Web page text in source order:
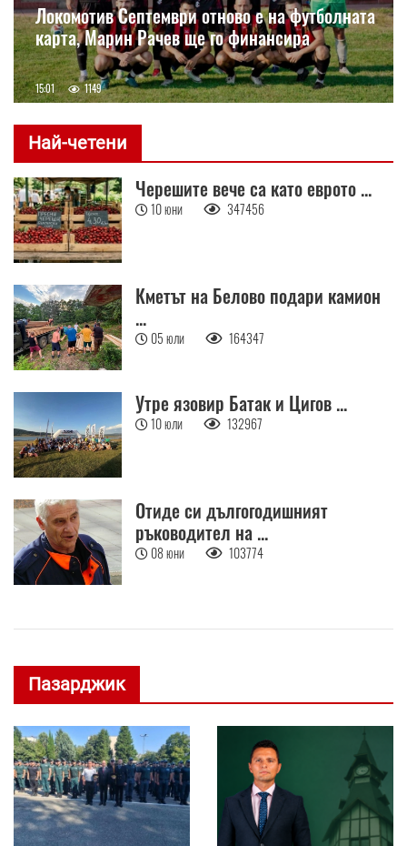
Локомотив Септември отново е на футболната
карта, Марин Рачев ще го финансира
15:01 1149
Най-четени
Черешите вече са като еврото ...
10 юни 347456
Кметът на Белово подари камион
...
05 юли 164347
Утре язовир Батак и Цигов ...
10 юли 132967
Отиде си дългогодишният
ръководител на ...
08 юни 103774
Пазарджик